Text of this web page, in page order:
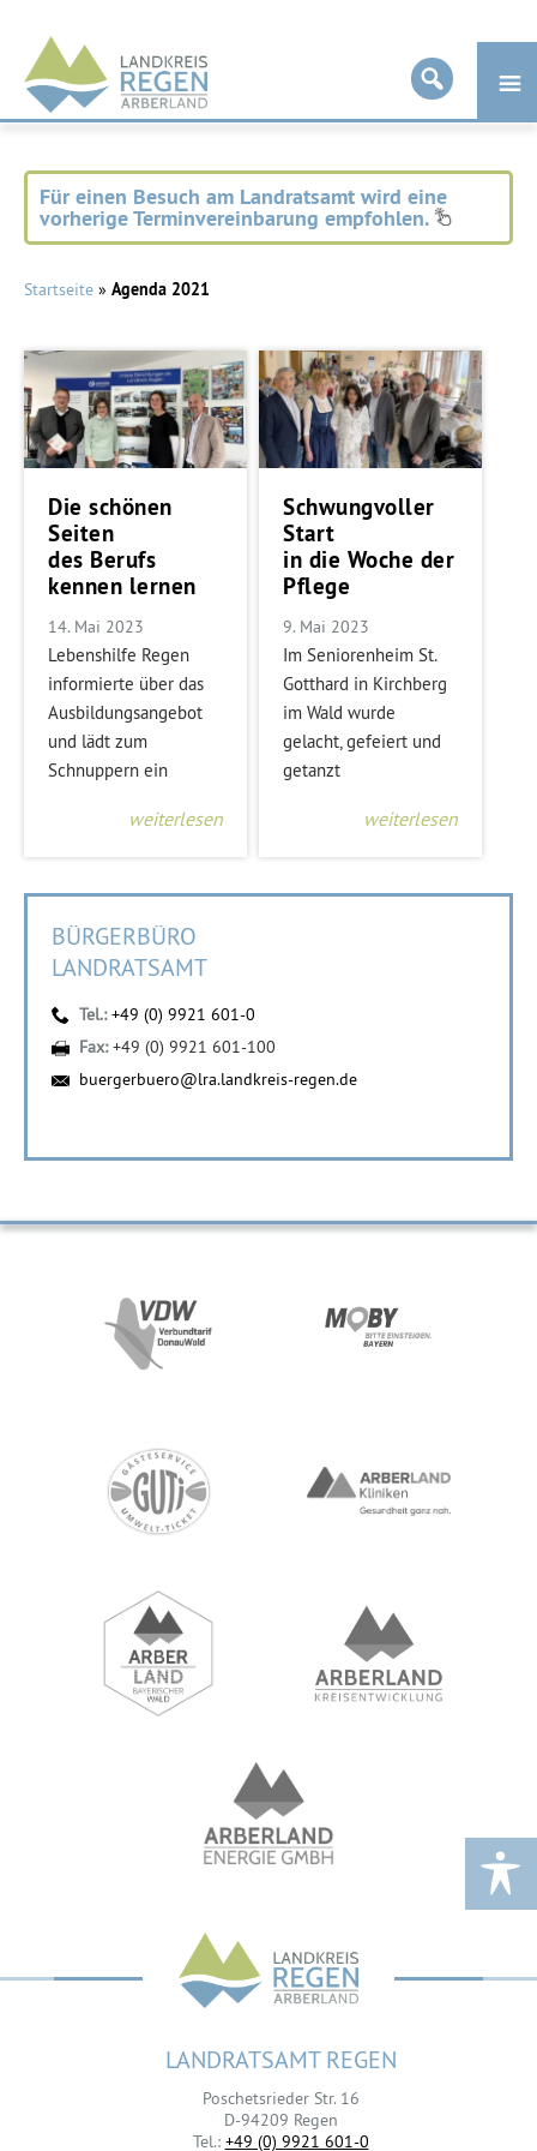
Landkreis
Regen
Für einen Besuch am Landratsamt wird eine
vorherige Terminvereinbarung empfohlen.
Startseite » Agenda 2021
Die schönen
Seiten
des Berufs
kennen lernen
14. Mai 2023
Lebenshilfe Regen
informierte über das
Ausbildungsangebot
und lädt zum
Schnuppern ein
weiterlesen
Schwungvoller
Start
in die Woche der
Pflege
9. Mai 2023
Im Seniorenheim St.
Gotthard in Kirchberg
im Wald wurde
gelacht, gefeiert und
getanzt
weiterlesen
BÜRGERBÜRO
LANDRATSAMT
Tel.:+49 (0) 9921 601-0
Fax:+49 (0) 9921 601-100
buergerbuero@lra.landkreis-regen.de
LANDRATSAMT REGEN
Poschetsrieder Str. 16
D-94209 Regen
Tel.: +49 (0) 9921 601-0